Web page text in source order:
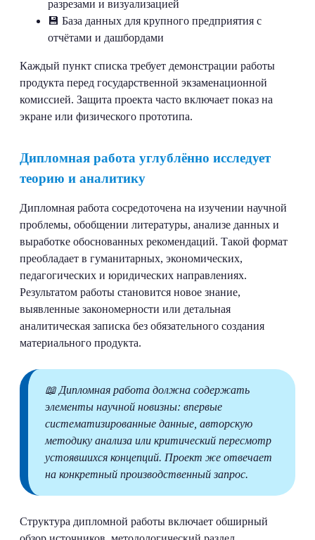
разрезами и визуализацией
💾 База данных для крупного предприятия с
отчётами и дашбордами
Каждый пункт списка требует демонстрации работы
продукта перед государственной экзаменационной
комиссией. Защита проекта часто включает показ на
экране или физического прототипа.
Дипломная работа углублённо исследует
теорию и аналитику
Дипломная работа сосредоточена на изучении научной
проблемы, обобщении литературы, анализе данных и
выработке обоснованных рекомендаций. Такой формат
преобладает в гуманитарных, экономических,
педагогических и юридических направлениях.
Результатом работы становится новое знание,
выявленные закономерности или детальная
аналитическая записка без обязательного создания
материального продукта.
📖 Дипломная работа должна содержать
элементы научной новизны: впервые
систематизированные данные, авторскую
методику анализа или критический пересмотр
устоявшихся концепций. Проект же отвечает
на конкретный производственный запрос.
Структура дипломной работы включает обширный